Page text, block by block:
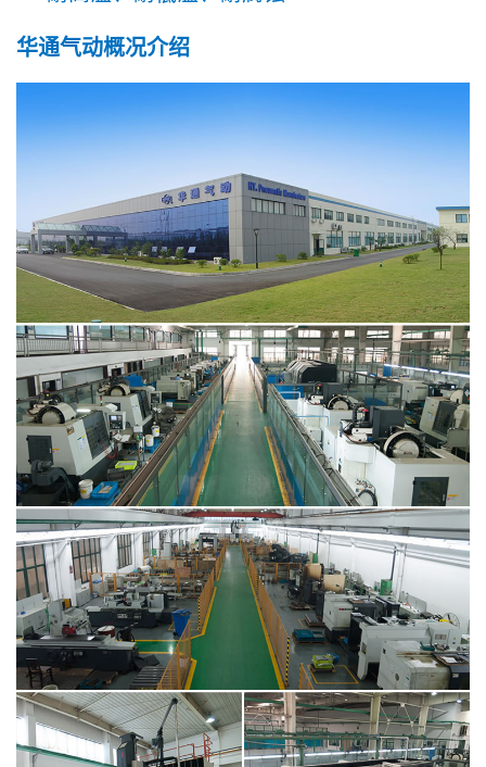
华通气动概况介绍